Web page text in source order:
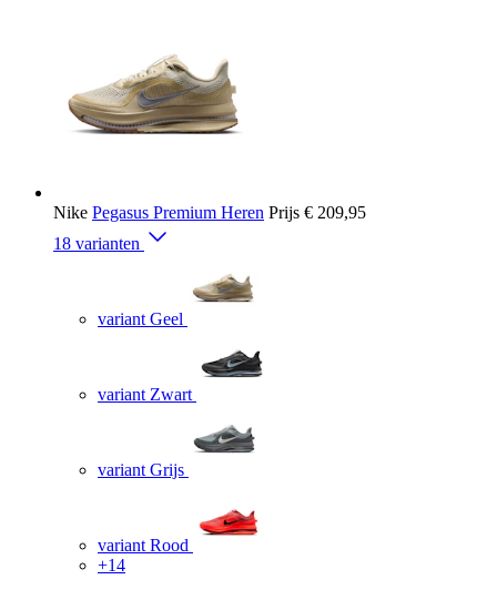
Nike Pegasus Premium Heren Prijs € 209,95
18 varianten
variant Geel
variant Zwart
variant Grijs
variant Rood
+14